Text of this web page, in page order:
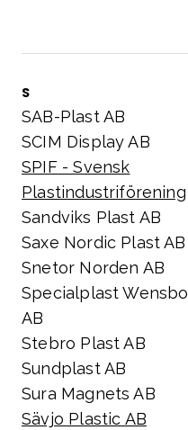
S
SAB-Plast AB
SCIM Display AB
SPIF - Svensk
Plastindustriförening
Sandviks Plast AB
Saxe Nordic Plast AB
Snetor Norden AB
Specialplast Wensbo
AB
Stebro Plast AB
Sundplast AB
Sura Magnets AB
Sävjo Plastic AB